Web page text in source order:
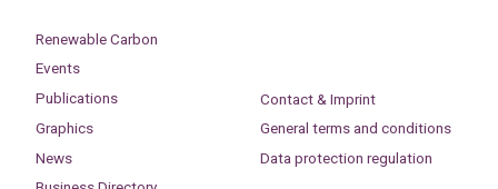
Renewable Carbon
Events
Publications
Graphics
News
Contact & Imprint
General terms and conditions
Data protection regulation